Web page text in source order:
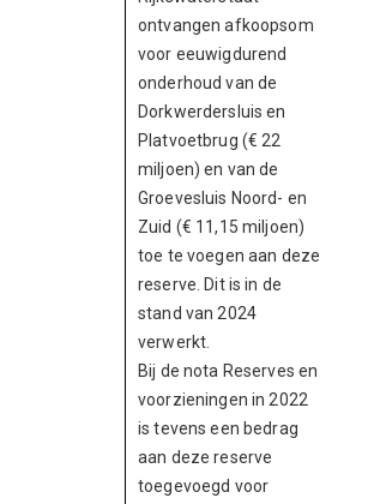
ontvangen afkoopsom
voor eeuwigdurend
onderhoud van de
Dorkwerdersluis en
Platvoetbrug (€ 22
miljoen) en van de
Groevesluis Noord- en
Zuid (€ 11,15 miljoen)
toe te voegen aan deze
reserve. Ditis in de
stand van 2024
verwerkt.
Bij de nota Reserves en
voorzieningen in 2022
is tevens een bedrag
aan deze reserve
toegevoegd voor